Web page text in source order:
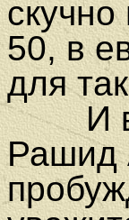
50, в
для
И
Рашид